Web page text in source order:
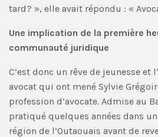
tard? », elle avait répondu : «
Une implication de la première
communauté juridique
C’est donc un rêve de jeunesse et
avocat qui ont mené Sylvie
profession d’avocate. Admise au
pratiqué quelques années dans
région de l’Outaouais avant de